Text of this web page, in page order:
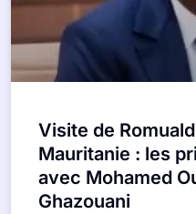
Visite de
Mauritanie : les
avec Mohamed
Ghazouani